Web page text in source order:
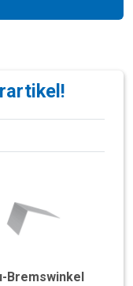
Bremswinkel